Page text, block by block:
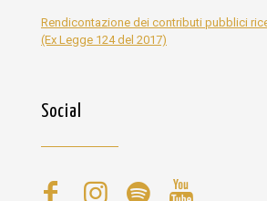
Rendicontazione dei contributi pubblici
(Ex Legge 124 del 2017)
Social